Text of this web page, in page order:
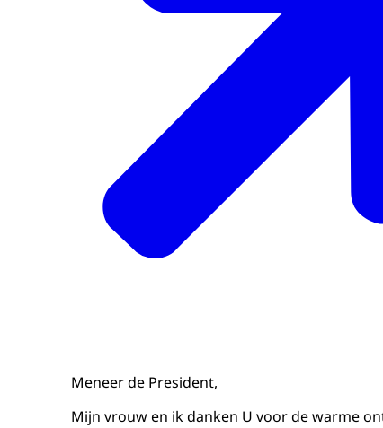
Meneer de President,
Mijn vrouw en ik danken U voor de warme